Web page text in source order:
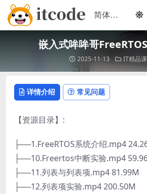
嵌入式哞哞哥
2025-11-13 IT精品
详情介绍 常见问题
【资源目录】:
├──1.FreeRTOS系统介绍.mp4
├──10.Freertos中断实验.mp4
├──11.列表与列表项.mp4 81.99M
├──12.列表项实验.mp4 200.50M